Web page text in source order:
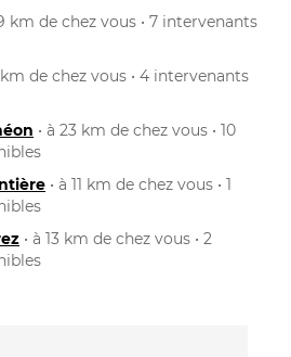
km de chez vous • 7 intervenants
km de chez vous • 4 intervenants
• à 23 km de chez vous • 10
• à 11 km de chez vous • 1
• à 13 km de chez vous • 2